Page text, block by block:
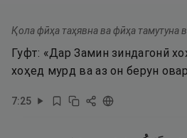
Қола фӣҳа таҳявна ва фӣҳа тамутуна
Гуфт: «Дар Замин зиндагонӣ
хоҳед мурд ва аз он берун
7:25